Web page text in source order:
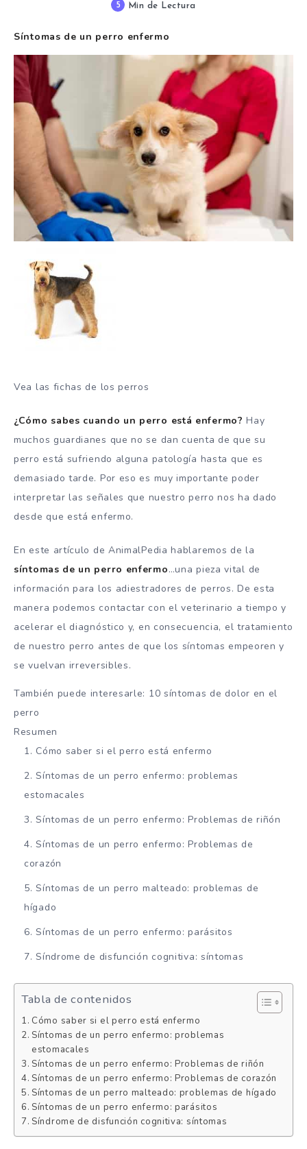
5 Min de Lectura
Síntomas de un perro enfermo
Vea las fichas de los perros
¿Cómo sabes cuando un perro está enfermo? Hay
muchos guardianes que no se dan cuenta de que su
perro está sufriendo alguna patología hasta que es
demasiado tarde. Por eso es muy importante poder
interpretar las señales que nuestro perro nos ha dado
desde que está enfermo.
En este artículo de AnimalPedia hablaremos de la
síntomas de un perro enfermo…una pieza vital de
información para los adiestradores de perros. De esta
manera podemos contactar con el veterinario a tiempo y
acelerar el diagnóstico y, en consecuencia, el tratamiento
de nuestro perro antes de que los síntomas empeoren y
se vuelvan irreversibles.
También puede interesarle: 10 síntomas de dolor en el
perro
Resumen
Cómo saber si el perro está enfermo
Síntomas de un perro enfermo: problemas
estomacales
Síntomas de un perro enfermo: Problemas de riñón
Síntomas de un perro enfermo: Problemas de
corazón
Síntomas de un perro malteado: problemas de
hígado
Síntomas de un perro enfermo: parásitos
Síndrome de disfunción cognitiva: síntomas
Tabla de contenidos
Cómo saber si el perro está enfermo
Síntomas de un perro enfermo: problemas
estomacales
Síntomas de un perro enfermo: Problemas de riñón
Síntomas de un perro enfermo: Problemas de corazón
Síntomas de un perro malteado: problemas de hígado
Síntomas de un perro enfermo: parásitos
Síndrome de disfunción cognitiva: síntomas